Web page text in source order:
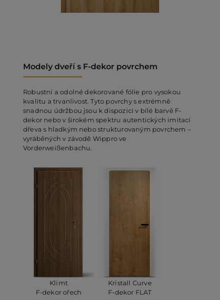
Modely dveří s F-dekor povrchem
Robustní a odolné dekorované fólie pro vysokou
kvalitu a trvanlivost. Tyto povrchy s extrémně
snadnou údržbou jsou k dispozici v bílé barvě F-
dekor nebo v širokém spektru autentických imitací
dřeva s hladkým nebo strukturovaným povrchem –
vyráběných v závodě Wippro ve
Vorderweißenbachu.
Klimt
F-dekor ořech
Kristall Curve
F-dekor FLAT